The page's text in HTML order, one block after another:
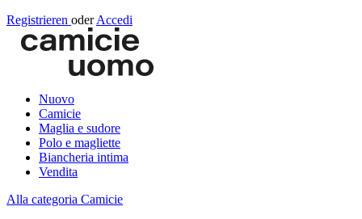
Registrieren oder Accedi
Nuovo
Camicie
Maglia e sudore
Polo e magliette
Biancheria intima
Vendita
Alla categoria Camicie